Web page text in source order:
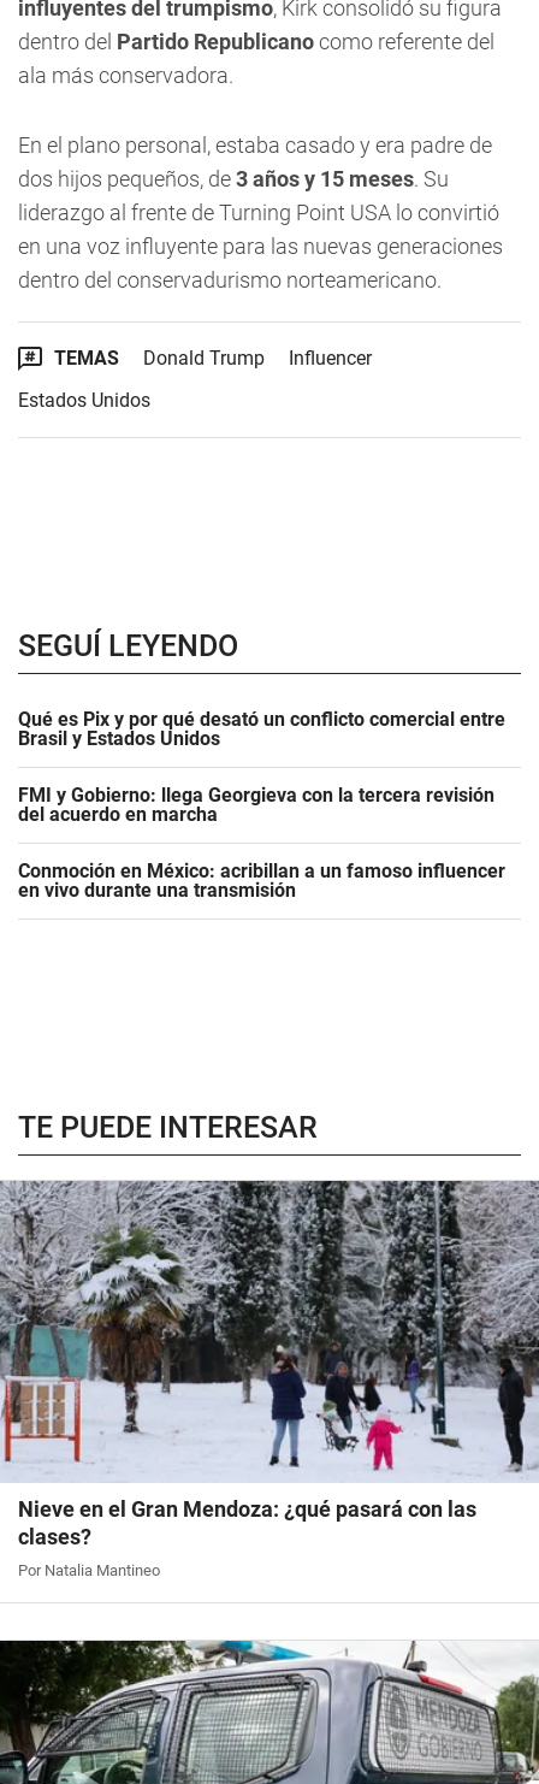
influyentes del trumpismo, Kirk consolidó su figura
dentro del Partido Republicanocomo referente del
ala más conservadora.
En el plano personal, estaba casado y era padre de
dos hijos pequeños, de3 años y 15 meses. Su
liderazgo al frente de Turning Point USA lo convirtió
en una voz influyente para las nuevas generaciones
dentro del conservadurismo norteamericano.
TEMAS Donald Trump
Influencer
Estados Unidos
SEGUÍ LEYENDO
Qué es Pix y por qué desató un conflicto comercial entre
Brasil y Estados Unidos
FMI y Gobierno: llega Georgieva con la tercera revisión
del acuerdo en marcha
Conmoción en México: acribillan a un famoso influencer
en vivo durante una transmisión
TE PUEDE INTERESAR
Nieve en el Gran Mendoza: ¿qué pasará con las
clases?
Por Natalia Mantineo